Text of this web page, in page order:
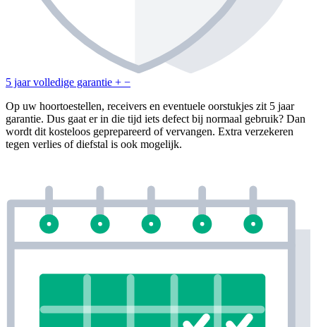
5 jaar volledige garantie + −
Op uw hoortoestellen, receivers en eventuele oorstukjes zit 5 jaar
garantie. Dus gaat er in die tijd iets defect bij normaal gebruik? Dan
wordt dit kosteloos geprepareerd of vervangen. Extra verzekeren
tegen verlies of diefstal is ook mogelijk.